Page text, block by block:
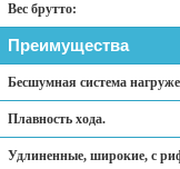
Вес брутто:
Преимущества
Бесшумная система
Плавность хода.
Удлиненные, широкие, с